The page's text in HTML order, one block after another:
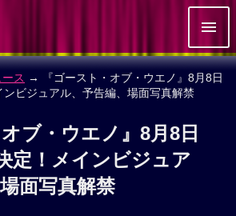
ス → 『ゴースト・オブ・ウエノ』8月8日
ビジュアル、予告編、場面写真解禁
オブ・ウエノ』8月8日
定！メインビジュア
面写真解禁